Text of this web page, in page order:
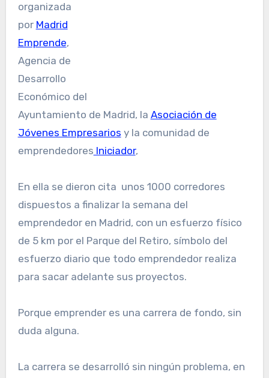
organizada
por Madrid
Emprende,
Agencia de
Desarrollo
Económico del
Ayuntamiento de Madrid, la Asociación de
Jóvenes Empresarios y la comunidad de
emprendedores Iniciador,
En ella se dieron cita unos 1000 corredores
dispuestos a finalizar la semana del
emprendedor en Madrid, con un esfuerzo físico
de 5 km por el Parque del Retiro, símbolo del
esfuerzo diario que todo emprendedor realiza
para sacar adelante sus proyectos.
Porque emprender es una carrera de fondo, sin
duda alguna.
La carrera se desarrolló sin ningún problema, en